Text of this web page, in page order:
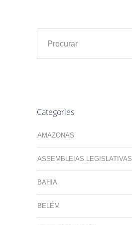
Categories
AMAZONAS
ASSEMBLEIAS LEGISLATIVAS
BAHIA
BELÉM